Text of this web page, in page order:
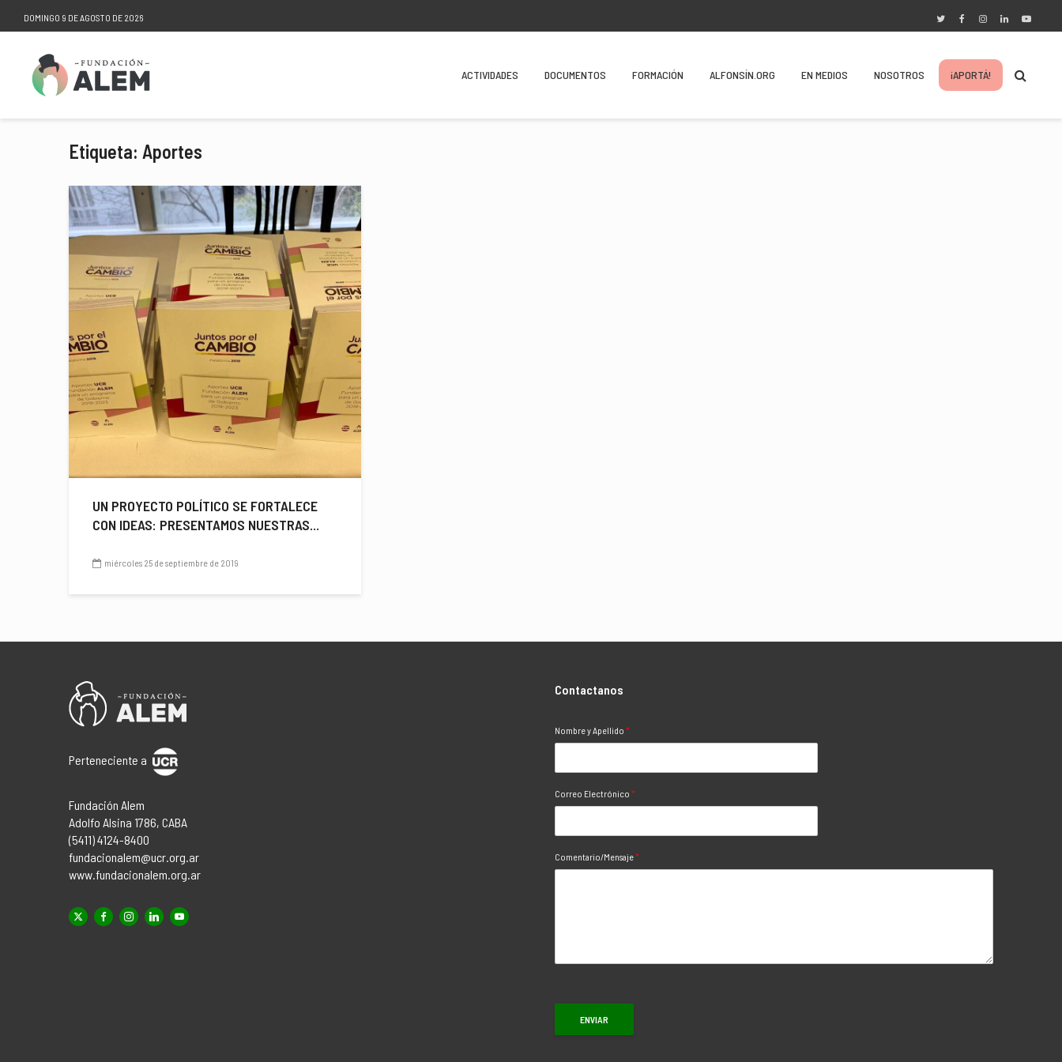
DOMINGO 9 DE AGOSTO DE 2026
ACTIVIDADES DOCUMENTOS FORMACIÓN ALFONSÍN.ORG EN MEDIOS NOSOTROS ¡APORTÁ!
Etiqueta: Aportes
UN PROYECTO POLÍTICO SE FORTALECE
CON IDEAS: PRESENTAMOS NUESTRAS...
miércoles 25 de septiembre de 2019
Perteneciente a
Fundación Alem
Adolfo Alsina 1786, CABA
(5411) 4124-8400
fundacionalem@ucr.org.ar
www.fundacionalem.org.ar
Contactanos
Nombre y Apellido *
Correo Electrónico *
Comentario/Mensaje*
ENVIAR